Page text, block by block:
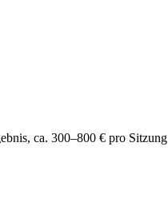
ca. 300–800 € pro Sitzung